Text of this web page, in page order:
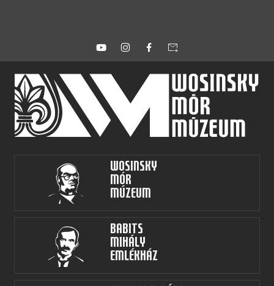
forward_to_inbox
Wosinsky
Mór
Múzeum
Babits
Mihály
Emlékház